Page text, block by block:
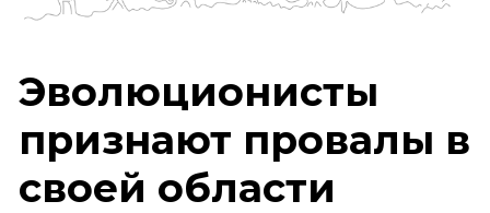
Эволюционисты
признают провалы в
своей области